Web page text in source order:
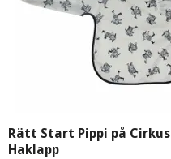
Rätt Start Pippi på Cirkus
Haklapp